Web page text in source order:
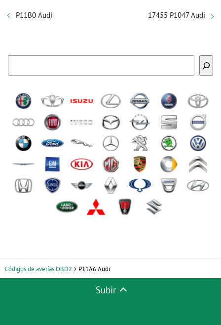
P11B0 Audi 17455 P1047 Audi
Códigos de averías OBD2 P11A6 Audi
Subir